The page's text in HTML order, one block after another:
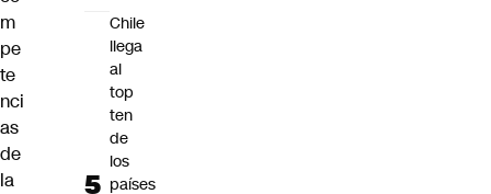
m
pe
te
nci
as
de
la
Chile
llega
al
top
ten
de
los
países